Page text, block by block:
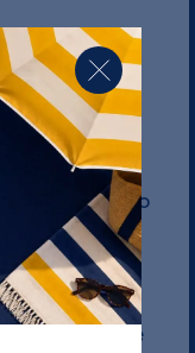
hanno deciso
etichette
la natura e la
quattro
birrificio– e